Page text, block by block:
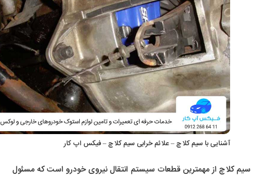
آشنایی با سیم کلاچ – علائم خرابی سیم کلاچ – فیکس اپ کار
سیم کلاچ از مهمترین قطعات سیستم انتقال نیروی خودرو است که مسئول